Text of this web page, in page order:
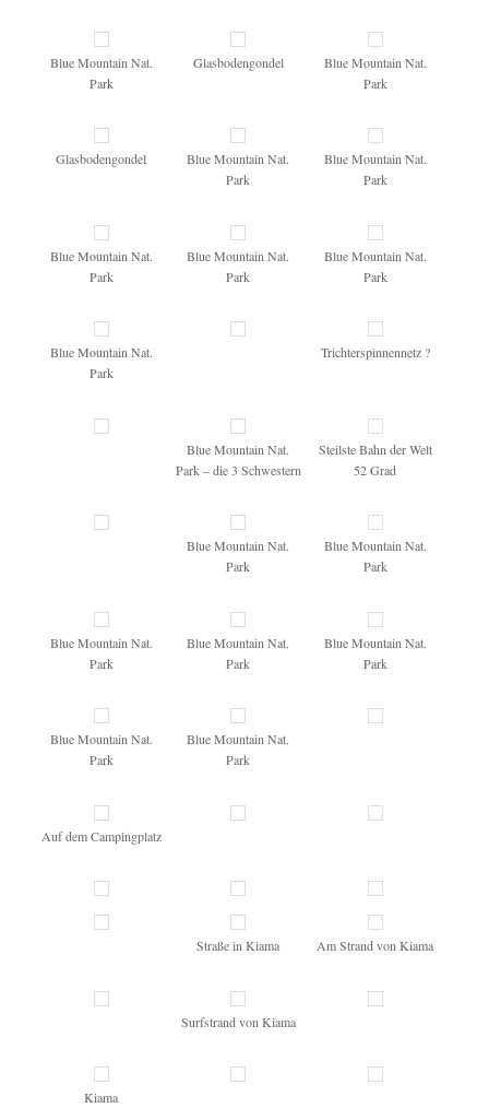
Blue Mountain Nat.
Park
Glasbodengondel
Blue Mountain Nat.
Park
Glasbodengondel
Blue Mountain Nat.
Park
Blue Mountain Nat.
Park
Blue Mountain Nat.
Park
Blue Mountain Nat.
Park
Blue Mountain Nat.
Park
Blue Mountain Nat.
Park
Trichterspinnennetz ?
Blue Mountain Nat.
Park – die 3 Schwestern
Steilste Bahn der Welt
52 Grad
Blue Mountain Nat.
Park
Blue Mountain Nat.
Park
Blue Mountain Nat.
Park
Blue Mountain Nat.
Park
Blue Mountain Nat.
Park
Blue Mountain Nat.
Park
Blue Mountain Nat.
Park
Auf dem Campingplatz
Straße in Kiama Am Strand von Kiama
Surfstrand von Kiama
Kiama